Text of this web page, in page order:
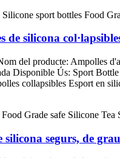
de silicona
del producte: Ampolles
Disponible Ús: Sport
collapsibles Esport en
silicona segurs, de